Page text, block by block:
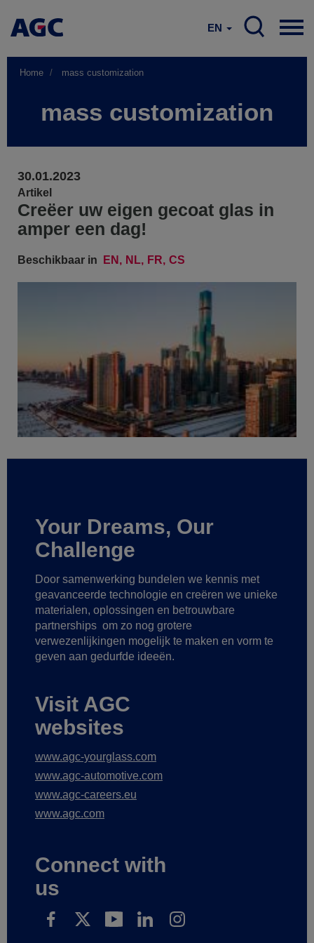
EN
Home mass customization
mass customization
30.01.2023
Artikel
Creëer uw eigen gecoat glas in
amper een dag!
Beschikbaar in EN NL FR CS
Your Dreams, Our
Challenge
Door samenwerking bundelen we kennis met
geavanceerde technologie en creëren we unieke
materialen, oplossingen en betrouwbare
partnerships om zo nog grotere
verwezenlijkingen mogelijk te maken en vorm te
geven aan gedurfde ideeën.
Visit AGC
websites
www.agc-yourglass.com
www.agc-automotive.com
www.agc-careers.eu
www.agc.com
Connect with
us